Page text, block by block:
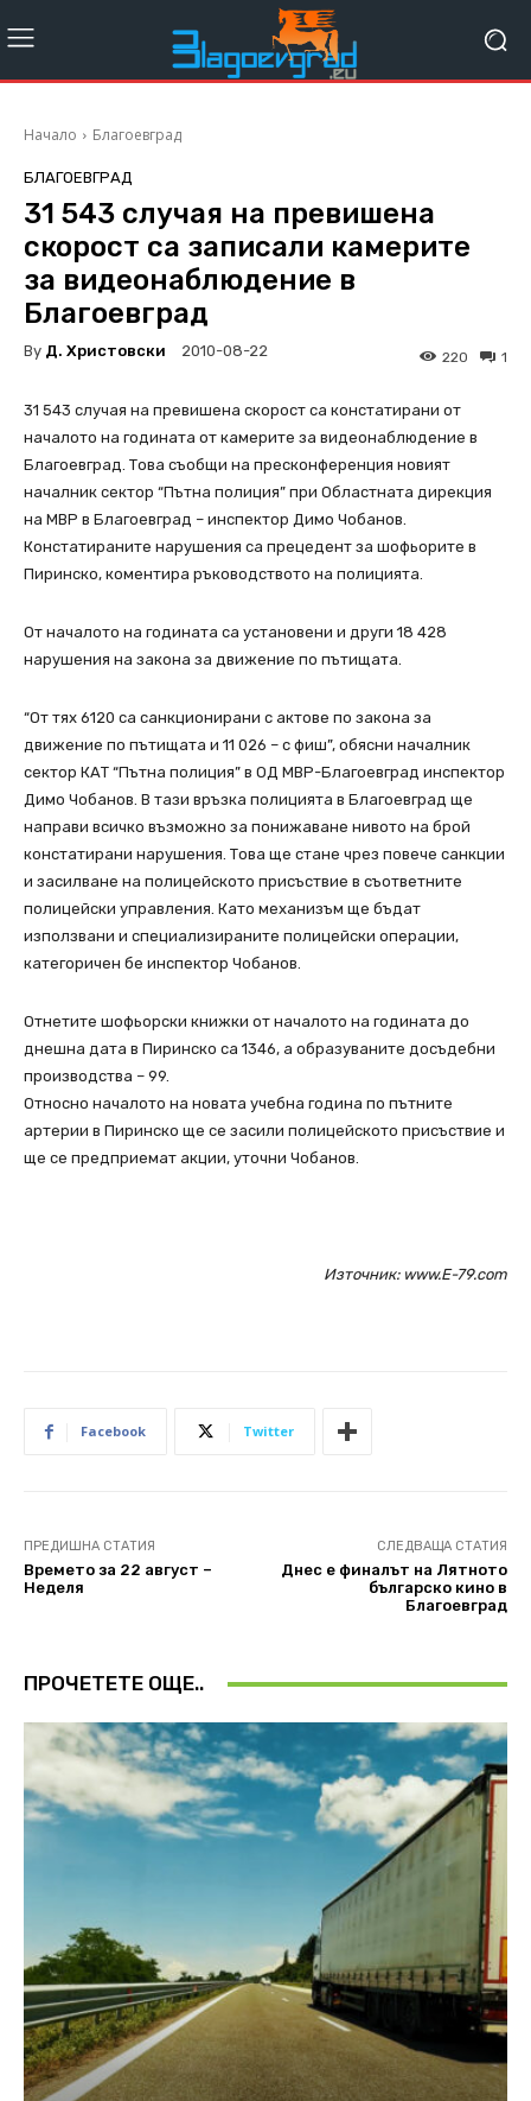
Начало Благоевград
БЛАГОЕВГРАД
31 543 случая на превишена
скорост са записали камерите
за видеонаблюдение в
Благоевград
By Д. Христовски 2010-08-22 1
220
31 543 случая на превишена скорост са констатирани от
началото на годината от камерите за видеонаблюдение в
Благоевград. Това съобщи на пресконференция новият
началник сектор “Пътна полиция” при Областната дирекция
на МВР в Благоевград – инспектор Димо Чобанов.
Констатираните нарушения са прецедент за шофьорите в
Пиринско, коментира ръководството на полицията.
От началото на годината са установени и други 18 428
нарушения на закона за движение по пътищата.
“От тях 6120 са санкционирани с актове по закона за
движение по пътищата и 11 026 – с фиш”, обясни началник
сектор КАТ “Пътна полиция” в ОД МВР-Благоевград инспектор
Димо Чобанов. В тази връзка полицията в Благоевград ще
направи всичко възможно за понижаване нивото на брой
констатирани нарушения. Това ще стане чрез повече санкции
и засилване на полицейското присъствие в съответните
полицейски управления. Като механизъм ще бъдат
използвани и специализираните полицейски операции,
категоричен бе инспектор Чобанов.
Отнетите шофьорски книжки от началото на годината до
днешна дата в Пиринско са 1346, а образуваните досъдебни
производства – 99.
Относно началото на новата учебна година по пътните
артерии в Пиринско ще се засили полицейското присъствие и
ще се предприемат акции, уточни Чобанов.
Източник: www.E-79.com
Facebook Twitter
ПРЕДИШНА СТАТИЯ
Времето за 22 август –
Неделя
СЛЕДВАЩА СТАТИЯ
Днес е финалът на Лятното
българско кино в
Благоевград
ПРОЧЕТЕТЕ ОЩЕ..